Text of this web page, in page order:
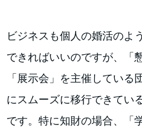
ビジネスも個人の婚活のよ
できればいいのですが、「
「展示会」を主催している
にスムーズに移行できてい
です。特に知財の場合、「